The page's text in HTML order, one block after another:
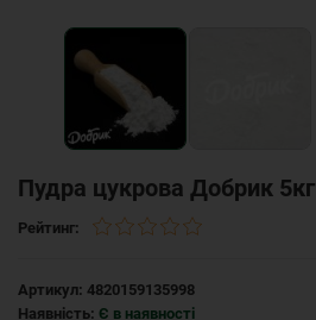
Пудра цукрова Добрик 5кг
Рейтинг:
Артикул: 4820159135998
Наявність: Є в наявності